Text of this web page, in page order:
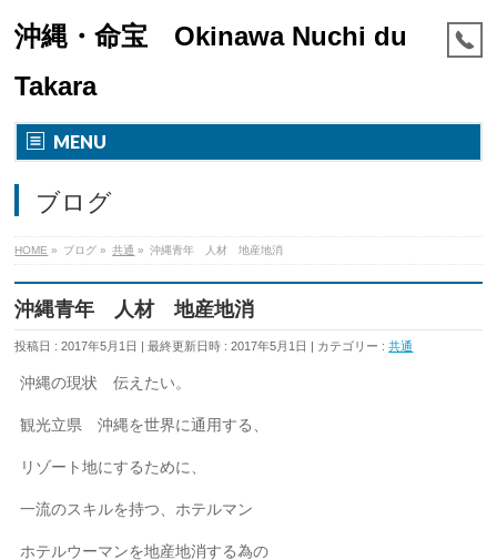
沖縄・命宝 Okinawa Nuchi du
Takara
MENU
ブログ
HOME » ブログ » 共通 » 沖縄青年 人材 地産地消
沖縄青年 人材 地産地消
投稿日 : 2017年5月1日 最終更新日時 : 2017年5月1日 カテゴリー :共通
沖縄の現状 伝えたい。
観光立県 沖縄を世界に通用する、
リゾート地にするために、
一流のスキルを持つ、ホテルマン
ホテルウーマンを地産地消する為の